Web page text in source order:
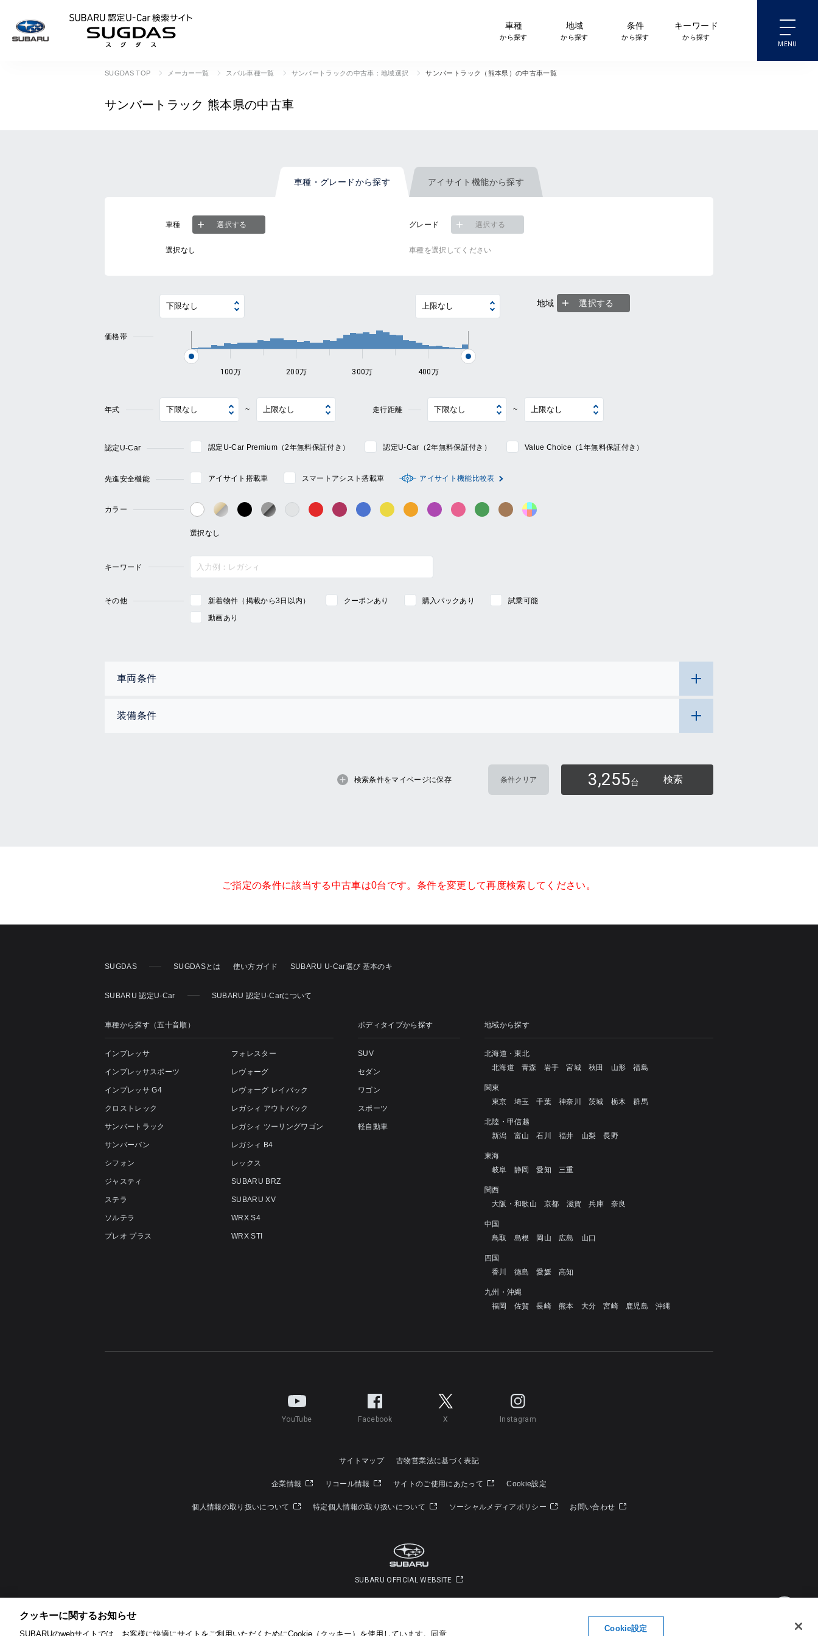
車種
から探す
地域
から探す
条件
から探す
キーワード
から探す
SUGDAS TOP メーカー一覧 スバル車種一覧 サンバートラックの中古車：地域選択 サンバートラック（熊本県）の中古車一覧
サンバートラック 熊本県の中古車
車種・グレードから探す アイサイト機能から探す
車種 選択する グレード 選択する
価格帯
100万 200万 300万 400万
地域 選択する
年式 ~ 走行距離 ~
認定U-Car 認定U-Car Premium（2年無料保証付き） 認定U-Car（2年無料保証付き） Value Choice（1年無料保証付き）
先進安全機能 アイサイト搭載車 スマートアシスト搭載車 アイサイト機能比較表
カラー ホワイト系ゴールド・シルバー系
ブラック系ガンメタ系グレー系 レッド系 ワイン系 ブルー系 イエロー系オレンジ系パープル系ピンク系 グリーン系ブラウン系
キーワード
その他 新着物件（掲載から3日以内） クーポンあり 購入パックあり
試乗可能
動画あり
車両条件
装備条件
検索条件をマイページに保存 3,255台 検索
ご指定の条件に該当する中古車は0台です。条件を変更して再度検索してください。
SUGDAS SUGDASとは 使い方ガイド SUBARU U-Car選び 基本のキ
SUBARU 認定U-Car SUBARU 認定U-Carについて
車種から探す（五十音順）
インプレッサ
インプレッサスポーツ
インプレッサ G4
クロストレック
サンバートラック
サンバーバン
シフォン
ジャスティ
ステラ
ソルテラ
プレオ プラス
フォレスター
レヴォーグ
レヴォーグ レイバック
レガシィ アウトバック
レガシィ ツーリングワゴン
レガシィ B4
レックス
SUBARU BRZ
SUBARU XV
WRX S4
WRX STI
ボディタイプから探す
SUV
セダン
ワゴン
スポーツ
軽自動車
地域から探す
北海道・東北
北海道
青森 岩手 宮城 秋田 山形 福島
関東
東京
埼玉 千葉 神奈川 茨城 栃木 群馬
北陸・甲信越
新潟
富山 石川 福井 山梨 長野
東海
岐阜
静岡 愛知 三重
関西
大阪・和歌山
京都 滋賀 兵庫 奈良
中国
鳥取
島根 岡山 広島 山口
四国
香川
徳島 愛媛 高知
九州・沖縄
福岡
佐賀 長崎 熊本 大分 宮崎 鹿児島 沖縄
YouTube Facebook X Instagram
サイトマップ 古物営業法に基づく表記
企業情報 リコール情報 サイトのご使用にあたって Cookie設定
個人情報の取り扱いについて 特定個人情報の取り扱いについて ソーシャルメディアポリシー お問い合わせ
SUBARU OFFICIAL WEBSITE
クッキーに関するお知らせ​
SUBARUのwebサイトでは、お客様に快適にサイトをご利用いただくためにCookie（クッキー）を使用しています。​ 同意
Cookie設定